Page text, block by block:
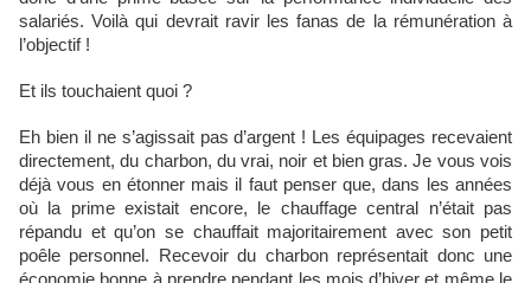
salariés. Voilà qui devrait ravir les fanas de la rémunération à
l’objectif !
Et ils touchaient quoi ?
Eh bien il ne s’agissait pas d’argent ! Les équipages recevaient
directement, du charbon, du vrai, noir et bien gras. Je vous vois
déjà vous en étonner mais il faut penser que, dans les années
où la prime existait encore, le chauffage central n’était pas
répandu et qu’on se chauffait majoritairement avec son petit
poêle personnel. Recevoir du charbon représentait donc une